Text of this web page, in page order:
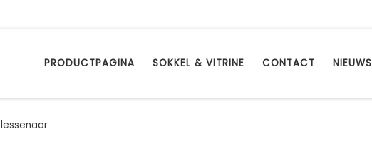
PRODUCTPAGINA SOKKEL & VITRINE CONTACT NIEUWS